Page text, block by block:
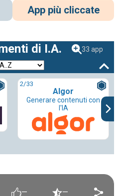
App più cliccate
di I.A.
33 app
2/33
Algor
Generare contenuti con
l'IA
— —